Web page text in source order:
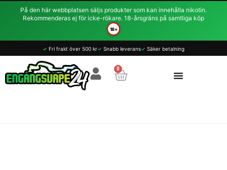
På den här webbplatsen säljs produkter som kan innehålla nikotin.
Rekommenderas ej för icke-rökare. 18-årsgräns på samtliga köp
18+
Hoppa
✓ Fri frakt över 500 kr✓ Snabb leverans✓ Säker betalning
0
Varukorg
Crystal
Dual
Mesh